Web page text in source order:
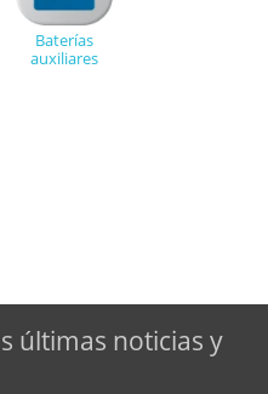
Baterías
auxiliares
últimas noticias y